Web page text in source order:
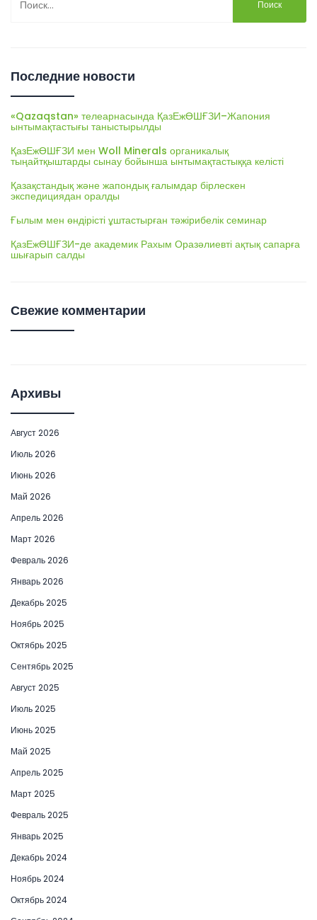
Последние новости
«Qazaqstan» телеарнасында ҚазЕжӨШҒЗИ–Жапония
ынтымақтастығы таныстырылды
ҚазЕжӨШҒЗИ мен Woll Minerals органикалық
тыңайтқыштарды сынау бойынша ынтымақтастыққа келісті
Қазақстандық және жапондық ғалымдар бірлескен
экспедициядан оралды
Ғылым мен өндірісті ұштастырған тәжірибелік семинар
ҚазЕжӨШҒЗИ-де академик Рахым Оразәлиевті ақтық сапарға
шығарып салды
Свежие комментарии
Архивы
Август 2026
Июль 2026
Июнь 2026
Май 2026
Апрель 2026
Март 2026
Февраль 2026
Январь 2026
Декабрь 2025
Ноябрь 2025
Октябрь 2025
Сентябрь 2025
Август 2025
Июль 2025
Июнь 2025
Май 2025
Апрель 2025
Март 2025
Февраль 2025
Январь 2025
Декабрь 2024
Ноябрь 2024
Октябрь 2024